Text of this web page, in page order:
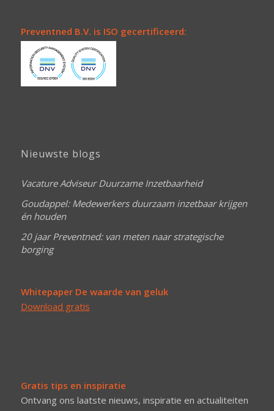
Preventned B.V. is ISO gecertificeerd:
Nieuwste blogs
Vacature Adviseur Duurzame Inzetbaarheid
Goudappel: Medewerkers duurzaam inzetbaar krijgen
én houden
20 jaar Preventned: van meten naar strategische
borging
Whitepaper De waarde van geluk
Download gratis
Gratis tips en inspiratie
Ontvang ons laatste nieuws, inspiratie en actualiteiten